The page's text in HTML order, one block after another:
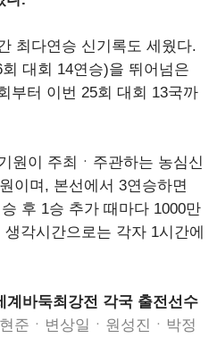
최다연승 신기록도 세웠다.
대회 14연승)을 뛰어넘은
부터 이번 25회 대회 13국까
원이 주최ㆍ주관하는 농심신
이며, 본선에서 3연승하면
후 1승 추가 때마다 1000만
각시간으로는 각자 1시간에
바둑최강전 각국 출전선수
준ㆍ변상일ㆍ원성진ㆍ박정